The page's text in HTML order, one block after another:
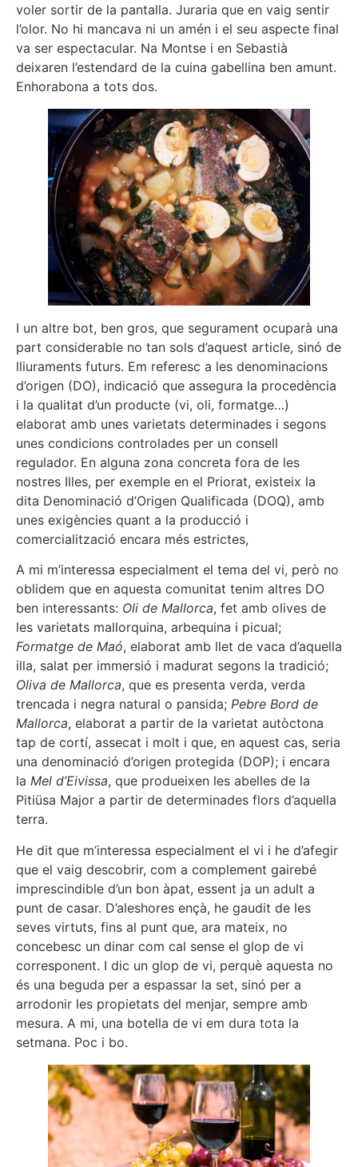
voler sortir de la pantalla. Juraria que en vaig sentir
l’olor. No hi mancava ni un amén i el seu aspecte final
va ser espectacular. Na Montse i en Sebastià
deixaren l’estendard de la cuina gabellina ben amunt.
Enhorabona a tots dos.
I un altre bot, ben gros, que segurament ocuparà una
part considerable no tan sols d’aquest article, sinó de
lliuraments futurs. Em referesc a les denominacions
d’origen (DO), indicació que assegura la procedència
i la qualitat d’un producte (vi, oli, formatge…)
elaborat amb unes varietats determinades i segons
unes condicions controlades per un consell
regulador. En alguna zona concreta fora de les
nostres Illes, per exemple en el Priorat, existeix la
dita Denominació d’Origen Qualificada (DOQ), amb
unes exigències quant a la producció i
comercialització encara més estrictes,
A mi m’interessa especialment el tema del vi, però no
oblidem que en aquesta comunitat tenim altres DO
ben interessants: Oli de Mallorca, fet amb olives de
les varietats mallorquina, arbequina i picual;
Formatge de Maó, elaborat amb llet de vaca d’aquella
illa, salat per immersió i madurat segons la tradició;
Oliva de Mallorca, que es presenta verda, verda
trencada i negra natural o pansida; Pebre Bord de
Mallorca, elaborat a partir de la varietat autòctona
tap de cortí, assecat i molt i que, en aquest cas, seria
una denominació d’origen protegida (DOP); i encara
la Mel d’Eivissa, que produeixen les abelles de la
Pitiüsa Major a partir de determinades flors d’aquella
terra.
He dit que m’interessa especialment el vi i he d’afegir
que el vaig descobrir, com a complement gairebé
imprescindible d’un bon àpat, essent ja un adult a
punt de casar. D’aleshores ençà, he gaudit de les
seves virtuts, fins al punt que, ara mateix, no
concebesc un dinar com cal sense el glop de vi
corresponent. I dic un glop de vi, perquè aquesta no
és una beguda per a espassar la set, sinó per a
arrodonir les propietats del menjar, sempre amb
mesura. A mi, una botella de vi em dura tota la
setmana. Poc i bo.